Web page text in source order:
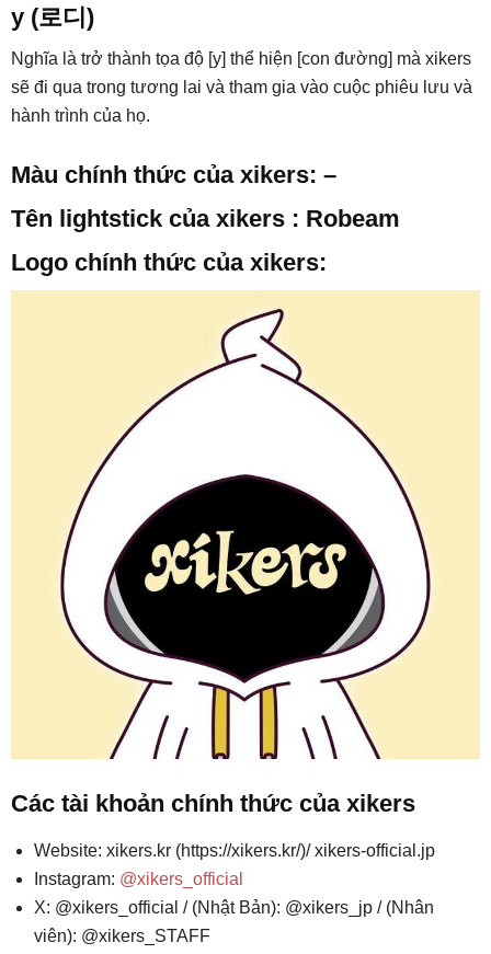
y (로디)
Nghĩa là trở thành tọa độ [y] thể hiện [con đường] mà xikers
sẽ đi qua trong tương lai và tham gia vào cuộc phiêu lưu và
hành trình của họ.
Màu chính thức của xikers: –
Tên lightstick của xikers : Robeam
Logo chính thức của xikers:
Các tài khoản chính thức của xikers
Website: xikers.kr (https://xikers.kr/)/ xikers-official.jp
Instagram: @xikers_official
X: @xikers_official / (Nhật Bản): @xikers_jp / (Nhân
viên): @xikers_STAFF